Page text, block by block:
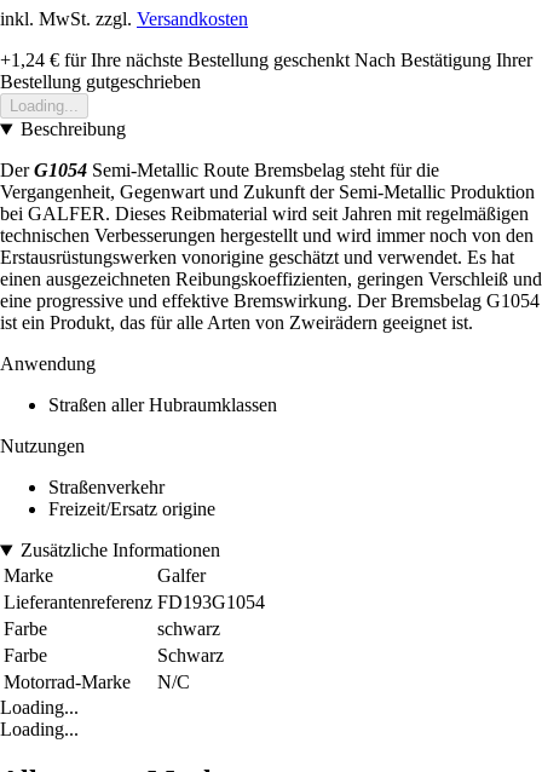
inkl. MwSt. zzgl. Versandkosten
+1,24 € für Ihre nächste Bestellung geschenkt Nach Bestätigung Ihrer
Bestellung gutgeschrieben
Loading...
Beschreibung
DerG1054 Semi-Metallic Route Bremsbelag steht für die
Vergangenheit, Gegenwart und Zukunft der Semi-Metallic Produktion
bei GALFER. Dieses Reibmaterial wird seit Jahren mit regelmäßigen
technischen Verbesserungen hergestellt und wird immer noch von den
Erstausrüstungswerken vonorigine geschätzt und verwendet. Es hat
einen ausgezeichneten Reibungskoeffizienten, geringen Verschleiß und
eine progressive und effektive Bremswirkung. Der Bremsbelag G1054
ist ein Produkt, das für alle Arten von Zweirädern geeignet ist.
Anwendung
Straßen aller Hubraumklassen
Nutzungen
Straßenverkehr
Freizeit/Ersatz origine
Zusätzliche Informationen
Marke
Galfer
Lieferantenreferenz FD193G1054
Farbe
schwarz
Farbe
Schwarz
Motorrad-Marke
N/C
Loading...
Loading...